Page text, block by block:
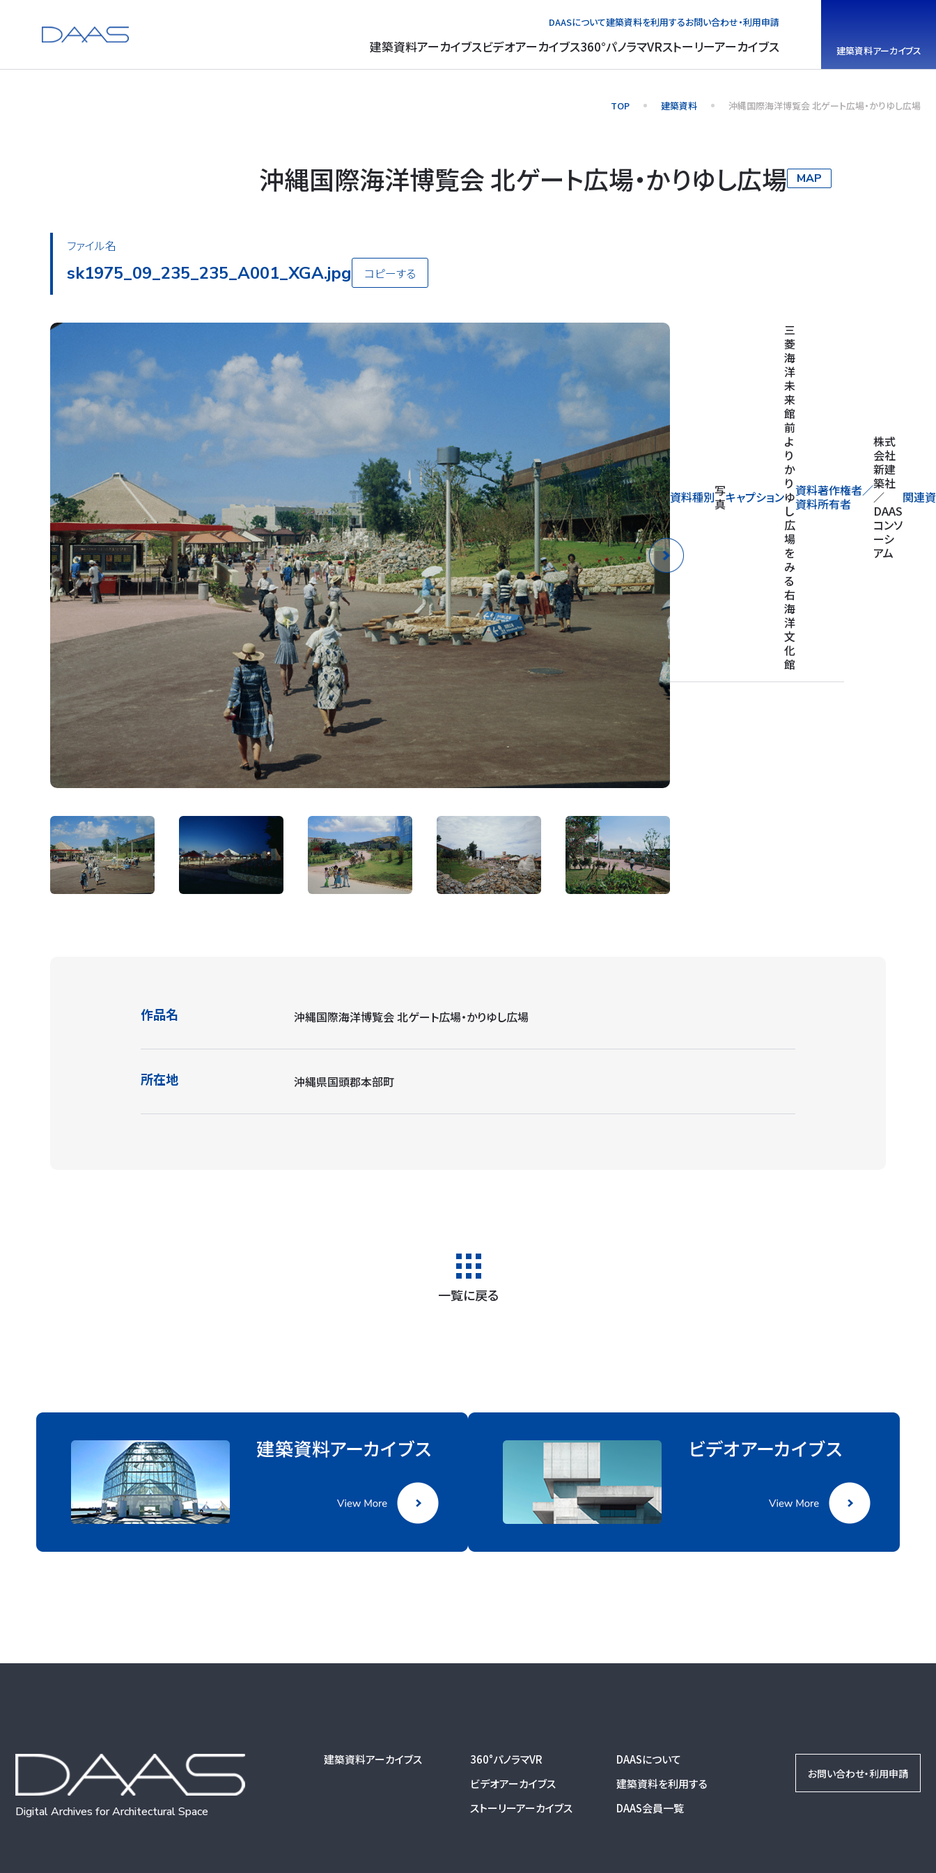
DAASについて建築資料を利用するお問い合わせ・利用申請
建築資料アーカイブスビデオアーカイブス360°パノラマVRストーリーアーカイブス 建築資料アーカイブス
TOP 建築資料 沖縄国際海洋博覧会 北ゲート広場・かりゆし広場
沖縄国際海洋博覧会 北ゲート広場・かりゆし広場 MAP
ファイル名
sk1975_09_235_235_A002_XGA.jpg コピーする
海
洋
文
化
館
前
か
ら
み
た
か
り
ゆ
し
広
場
の
夜
景
築社
／
DAAS
コンソ
ーシ
アム
作品名 沖縄国際海洋博覧会 北ゲート広場・かりゆし広場
所在地 沖縄県国頭郡本部町
一覧に戻る
Digital Archives for Architectural Space
建築資料アーカイブス
360°パノラマVR
ビデオアーカイブス
ストーリーアーカイブス
DAASについて
建築資料を利用する
DAAS会員一覧
お問い合わせ・利用申請